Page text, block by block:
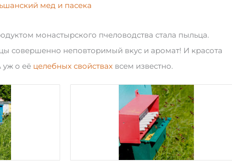
мед и пасека
монастырского пчеловодства стала пыльца.
совершенно неповторимый вкус и аромат! И красота
уж о её целебных свойствах всем известно.